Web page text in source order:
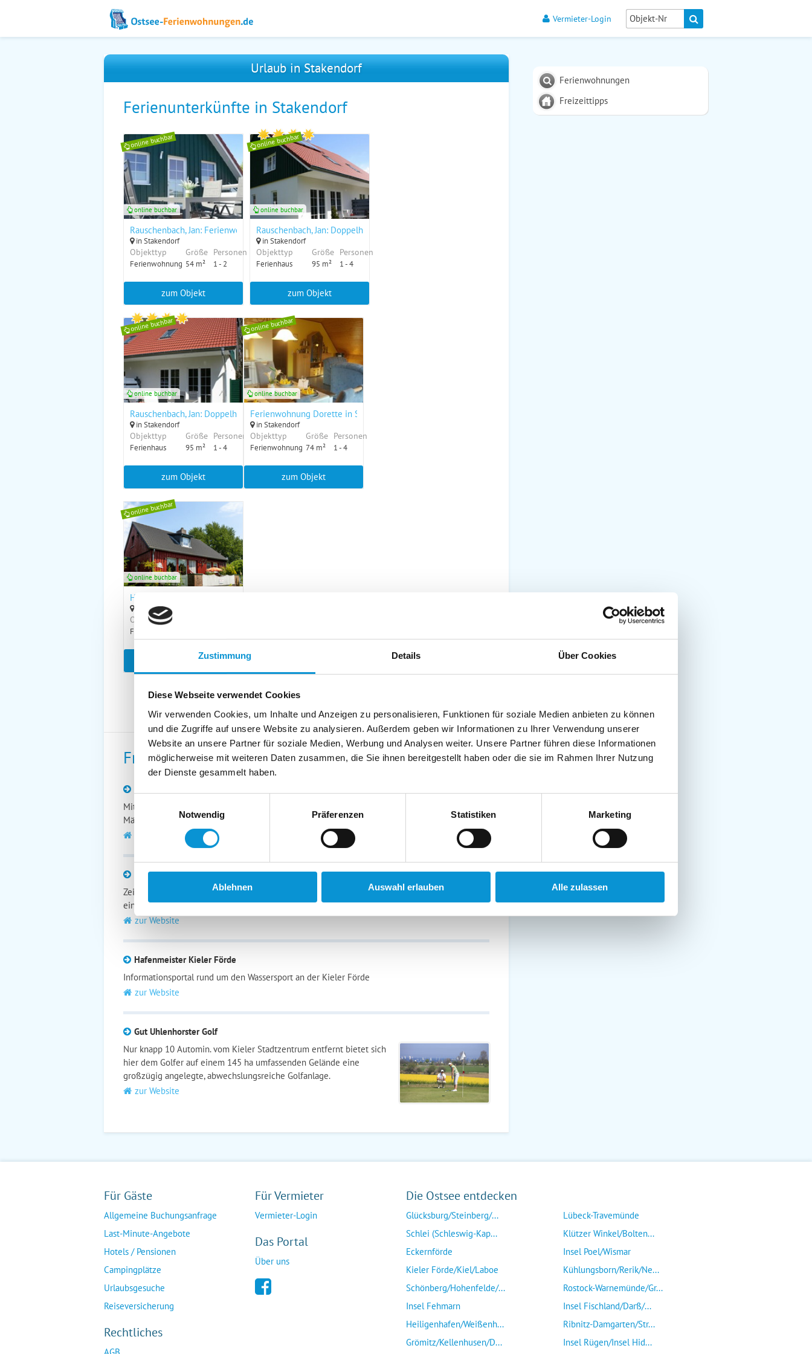
Zustimmung Details Über Cookies
Diese Webseite verwendet Cookies
Wir verwenden Cookies, um Inhalte und Anzeigen zu personalisieren, Funktionen für soziale Medien anbieten zu können
und die Zugriffe auf unsere Website zu analysieren. Außerdem geben wir Informationen zu Ihrer Verwendung unserer
Website an unsere Partner für soziale Medien, Werbung und Analysen weiter. Unsere Partner führen diese Informationen
möglicherweise mit weiteren Daten zusammen, die Sie ihnen bereitgestellt haben oder die sie im Rahmen Ihrer Nutzung
der Dienste gesammelt haben.
Notwendig
Präferenzen Statistiken Marketing
Ablehnen Auswahl erlauben Alle zulassen
Vermieter-Login
Urlaub in Stakendorf
Ferienunterkünfte in Stakendorf
online buchbar
Rauschenbach, Jan: Ferienwohnung "Inke"
in Stakendorf
Objekttyp
Ferienwohnung
Größe
54 m²
Personen
1 - 2
online buchbar
zum Objekt
online buchbar
Rauschenbach, Jan: Doppelhaushälfte "Sommer"
in Stakendorf
Objekttyp
Ferienhaus
Größe
95 m²
Personen
1 - 4
online buchbar
zum Objekt
online buchbar
Rauschenbach, Jan: Doppelhaushälfte "Frühling"
in Stakendorf
Objekttyp
Ferienhaus
Größe
95 m²
Personen
1 - 4
online buchbar
zum Objekt
online buchbar
Ferienwohnung Dorette in Stakendorf
in Stakendorf
Objekttyp
Ferienwohnung
Größe
74 m²
Personen
1 - 4
online buchbar
zum Objekt
online buchbar
Huus Stokendörp für 2 Hunde
in Stakendorf
Objekttyp
Ferienhaus
online buchbar
zum Objekt
Freizeittipps
Mit der Aufstellung des Weltkrieg-II-U-Bootes "U-995" als historisch-technisches Museum im
März 1972 wurden Gedanken und Ziele der Erbauer des Marine-Ehrenmals ergänzt.
Museumsbahnen Schönberger Strand
Zeit zum Träumen von längst vergangenen Zeiten hat man bei einer 45-minütigen Fahrt in
einer der Museumsbahnen Schönberger Strand.
zur Website
Hafenmeister Kieler Förde
Informationsportal rund um den Wassersport an der Kieler Förde
zur Website
Gut Uhlenhorster Golf
Nur knapp 10 Automin. vom Kieler Stadtzentrum entfernt bietet sich
hier dem Golfer auf einem 145 ha umfassenden Gelände eine
großzügig angelegte, abwechslungsreiche Golfanlage.
zur Website
Ferienwohnungen
Freizeittipps
Für Gäste
Allgemeine Buchungsanfrage
Last-Minute-Angebote
Hotels / Pensionen
Campingplätze
Urlaubsgesuche
Reiseversicherung
Rechtliches
Für Vermieter
Vermieter-Login
Das Portal
Über uns
Die Ostsee entdecken
Glücksburg/Steinberg/...
Schlei (Schleswig-Kap...
Eckernförde
Kieler Förde/Kiel/Laboe
Schönberg/Hohenfelde/...
Insel Fehmarn
Heiligenhafen/Weißenh...
Grömitz/Kellenhusen/D...
Lübeck-Travemünde
Klützer Winkel/Bolten...
Insel Poel/Wismar
Kühlungsborn/Rerik/Ne...
Rostock-Warnemünde/Gr...
Insel Fischland/Darß/...
Ribnitz-Damgarten/Str...
Insel Rügen/Insel Hid...